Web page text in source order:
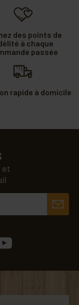
des points de
à chaque
passée
rapide à domicile
et